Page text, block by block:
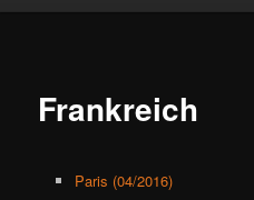
Frankreich
Paris (04/2016)